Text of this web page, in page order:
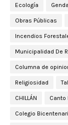
Ecología
Obras Públicas
Incendios
Municipalidad De
Columna de
Religiosidad
CHILLÁN Canto
Colegio